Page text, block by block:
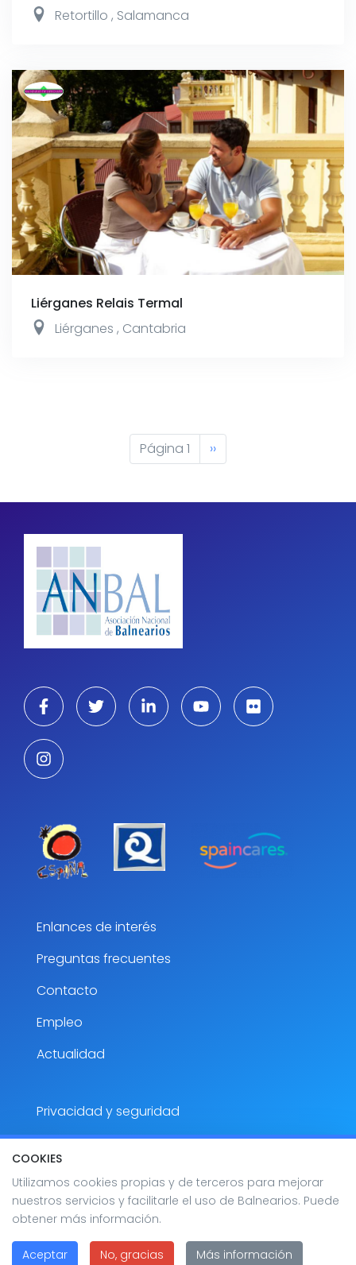
Retortillo , Salamanca
Liérganes Relais Termal
Liérganes , Cantabria
Página 1
Siguiente
página
››
Enlances de interés
Preguntas frecuentes
Contacto
Empleo
Actualidad
Privacidad y seguridad
Aviso Legal
Accesibilidad
Mapa del sitio
COOKIES
Utilizamos cookies propias y de terceros para mejorar
nuestros servicios y facilitarle el uso de Balnearios. Puede
obtener más información.
Aceptar No, gracias Más información